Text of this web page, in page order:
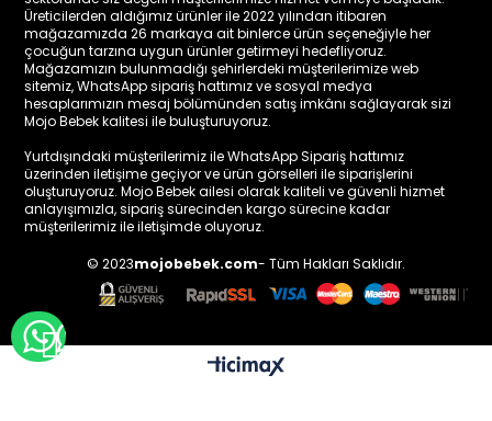
Üreticilerden aldığımız ürünler ile 2022 yılından itibaren
mağazamızda 26 markaya ait binlerce ürün seçeneğiyle her
çocuğun tarzına uygun ürünler getirmeyi hedefliyoruz.
Mağazamızın bulunmadığı şehirlerdeki müşterilerimize web
sitemiz, WhatsApp sipariş hattımız ve sosyal medya
hesaplarımızın mesaj bölümünden satış imkânı sağlayarak sizi
Mojo Bebek kalitesi ile buluşturuyoruz.
Yurtdışındaki müşterilerimiz ile WhatsApp Sipariş hattımız
üzerinden iletişime geçiyor ve ürün görselleri ile siparişlerini
oluşturuyoruz. Mojo Bebek ailesi olarak kaliteli ve güvenli hizmet
anlayışımızla, sipariş sürecinden kargo sürecine kadar
müşterilerimiz ile iletişimde oluyoruz.
© 2023mojobebek.com- Tüm Hakları Saklıdır.